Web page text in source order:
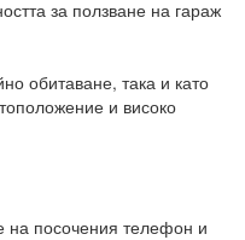
за ползване на гараж
обитаване, така и като
и високо
посочения телефон и